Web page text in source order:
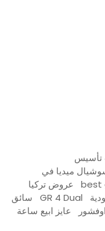
تأسيس
ميديا في
best
عروض تركيا
GR 4 Dual
سائق
عايز ابيع ساعة